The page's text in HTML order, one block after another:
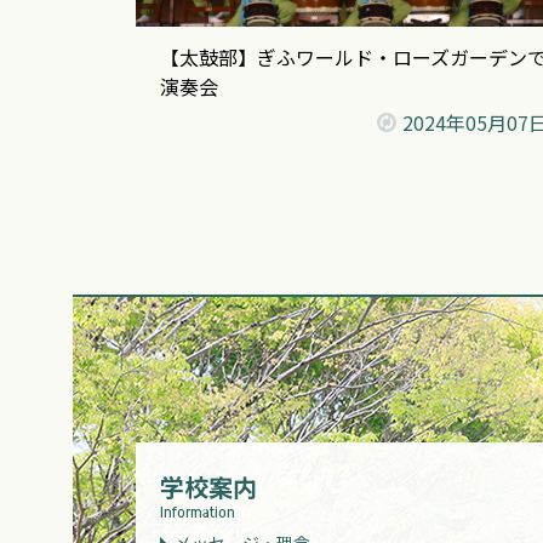
【太鼓部】ぎふワールド・ローズガーデン
演奏会
2024年05月07
学校案内
Information